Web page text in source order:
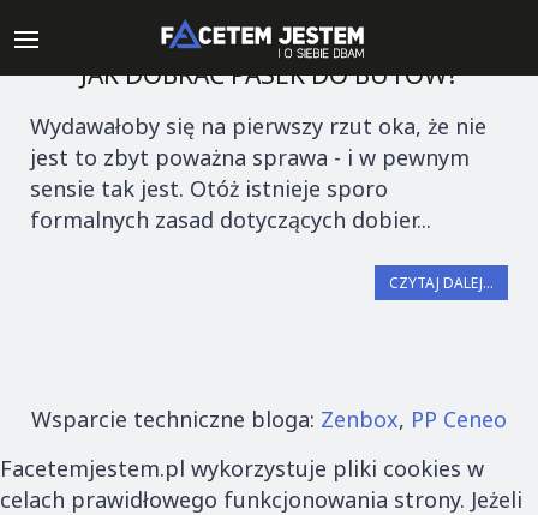
JAK DOBRAĆ PASEK DO BUTÓW?
Wydawałoby się na pierwszy rzut oka, że nie
jest to zbyt poważna sprawa - i w pewnym
sensie tak jest. Otóż istnieje sporo
formalnych zasad dotyczących dobier...
CZYTAJ DALEJ...
Wsparcie techniczne bloga: Zenbox, PP Ceneo
Facetemjestem.pl wykorzystuje pliki cookies w
celach prawidłowego funkcjonowania strony. Jeżeli